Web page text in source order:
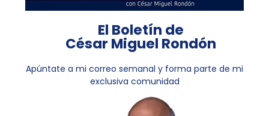
El Boletín de
César Miguel Rondón
Apúntate a mi correo semanal y forma parte de mi
exclusiva comunidad